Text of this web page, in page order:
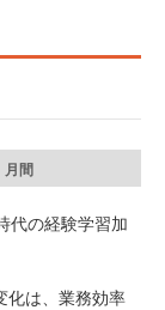
月間
の経験学習加
化は、業務効率